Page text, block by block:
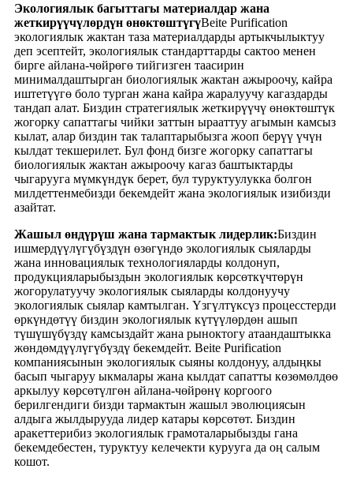
Экологиялык багыттагы материалдар жана
жеткирүүчүлөрдүн өнөктөштүгүBeite Purification
экологиялык жактан таза материалдарды артыкчылыктуу
деп эсептейт, экологиялык стандарттарды сактоо менен
бирге айлана-чөйрөгө тийгизген таасирин
минималдаштырган биологиялык жактан ажыроочу, кайра
иштетүүгө боло турган жана кайра жаралуучу кагаздарды
тандап алат. Биздин стратегиялык жеткирүүчү өнөктөштүк
жогорку сапаттагы чийки заттын ырааттуу агымын камсыз
кылат, алар биздин так талаптарыбызга жооп берүү үчүн
кылдат текшерилет. Бул фонд бизге жогорку сапаттагы
биологиялык жактан ажыроочу кагаз баштыктарды
чыгарууга мүмкүндүк берет, бул туруктуулукка болгон
милдеттенмебизди бекемдейт жана экологиялык изибизди
азайтат.
Жашыл өндүрүш жана тармактык лидерлик:Биздин
ишмердүүлүгүбүздүн өзөгүндө экологиялык сыяларды
жана инновациялык технологияларды колдонуп,
продукцияларыбыздын экологиялык көрсөткүчтөрүн
жогорулатуучу экологиялык сыяларды колдонуучу
экологиялык сыялар камтылган. Үзгүлтүксүз процесстерди
өркүндөтүү биздин экологиялык күтүүлөрдөн ашып
түшүшүбүздү камсыздайт жана рыноктогу атаандаштыкка
жөндөмдүүлүгүбүздү бекемдейт. Beite Purification
компаниясынын экологиялык сыяны колдонуу, алдыңкы
басып чыгаруу ыкмалары жана кылдат сапатты көзөмөлдөө
аркылуу көрсөтүлгөн айлана-чөйрөнү коргоого
берилгендиги бизди тармактын жашыл эволюциясын
алдыга жылдырууда лидер катары көрсөтөт. Биздин
аракеттерибиз экологиялык грамоталарыбызды гана
бекемдебестен, туруктуу келечекти курууга да оң салым
кошот.